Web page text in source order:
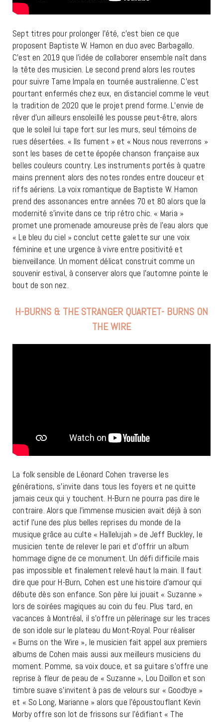
Sept titres pour prolonger l’été, c’est bien ce que
proposent Baptiste W. Hamon en duo avec Barbagallo.
C’est en 2019 que l’idée de collaborer ensemble naît dans
la tête des musicien. Le second prend alors les routes
pour suivre Tame Impala en tournée australienne. C’est
pourtant enfermés chez eux, en distanciel comme le veut
la tradition de 2020 que le projet prend forme. L’envie de
rêver d’un ailleurs ensoleillé les pousse peut-être, alors
que le soleil lui tape fort sur les murs, seul témoins de
rues désertées. « Ils fument » et « Nous nous reverrons »
sont les bases de cette épopée chanson française aux
belles couleurs country. Les instruments portés à quatre
mains prennent alors des notes rondes entre douceur et
riffs aériens. La voix romantique de Baptiste W. Hamon
prend des assonances entre années 70 et 80 alors que la
modernité s’invite dans ce trip rétro chic. « Maria »
promet une promenade amoureuse près de l’eau alors que
« Le bleu du ciel » conclut cette galette sur une voix
féminine et une urgence à vivre entre positivité et
bienveillance. Un moment délicat construit comme un
souvenir estival, à conserver alors que l’automne pointe le
bout de son nez.
H-BURNS & THE STRANGER QUARTET- BURNS ON
THE WIRE
La folk sensible de Léonard Cohen traverse les
générations, s’invite dans tous les foyers et ne quitte
jamais ceux qui y touchent. H-Burn ne pourra pas dire le
contraire. Alors que l’immense musicien avait déjà à son
actif l’une des plus belles reprises du monde de la
musique grâce au culte « Hallelujah » de Jeff Buckley, le
musicien tente de relever le pari et d’offrir un album
hommage digne de ce monument. Un défi difficile mais
pas impossible et finalement relevé haut la main. Il faut
dire que pour H-Burn, Cohen est une histoire d’amour qui
débute dès son enfance. Son père lui jouait « Suzanne »
lors de soirées magiques au coin du feu. Plus tard, en
vacances à Montréal, il s’offre un pèlerinage sur les traces
de son idole sur le plateau du Mont-Royal. Pour réaliser
« Burns on the Wire », le musicien fait appel aux premiers
albums de Cohen mais aussi aux meilleurs musiciens du
moment. Pomme, sa voix douce, et sa guitare s’offre une
reprise à fleur de peau de « Suzanne », Lou Doillon et son
timbre suave s’invitent à pas de velours sur « Goodbye »
et « So Long, Marianne » alors que l’époustouflant Kevin
Morby offre son lot de frissons sur l’édifiant « The